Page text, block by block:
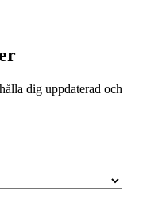
dig uppdaterad och